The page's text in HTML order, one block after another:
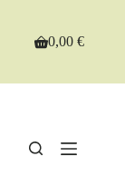
Shopping
0,00€